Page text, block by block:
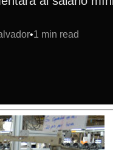
1 min read